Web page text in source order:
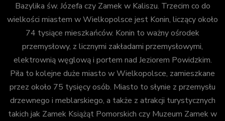
Bazylika św. Józefa czy Zamek w Kaliszu. Trzecim co do
wielkości miastem w Wielkopolsce jest Konin, liczący około
74 tysiące mieszkańców. Konin to ważny ośrodek
przemysłowy, z licznymi zakładami przemysłowymi,
elektrownią węglową i portem nad Jeziorem Powidzkim.
Piła to kolejne duże miasto w Wielkopolsce, zamieszkane
przez około 75 tysięcy osób. Miasto to słynie z przemysłu
drzewnego i meblarskiego, a także z atrakcji turystycznych
takich jak Zamek Książąt Pomorskich czy Muzeum Zamek w